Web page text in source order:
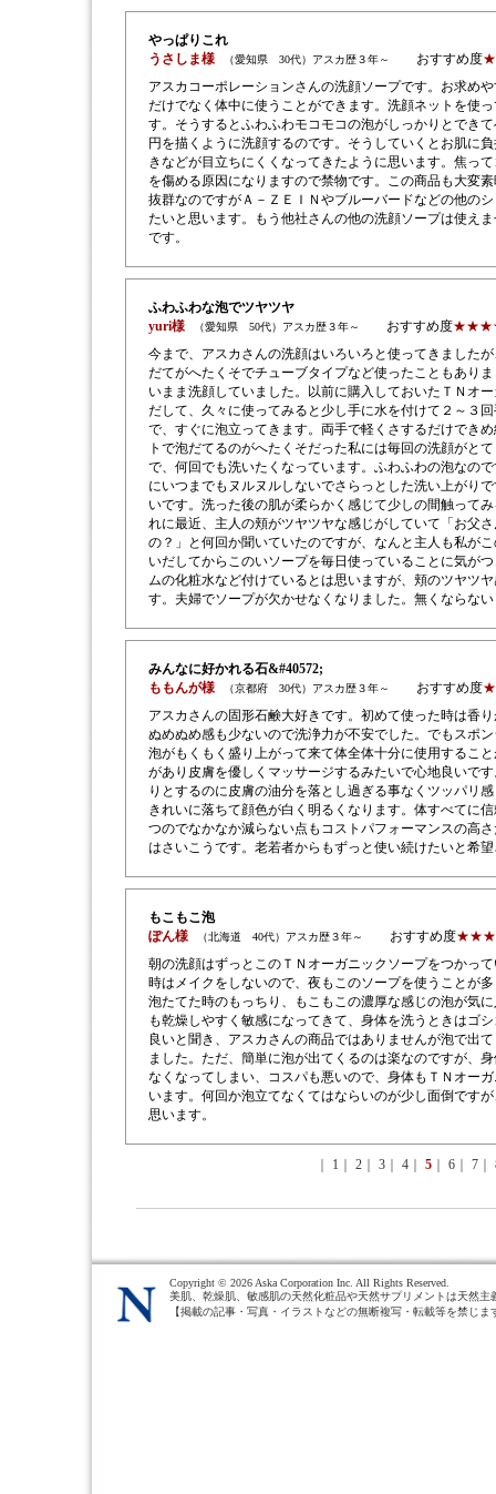
やっぱりこれ
うさしま様
（愛知県 30代）アスカ歴３年～ おすすめ度
アスカコーポレーションさんの洗顔ソープです。お求め
だけでなく体中に使うことができます。洗顔ネットを使
す。そうするとふわふわモコモコの泡がしっかりとでき
円を描くように洗顔するのです。そうしていくとお肌に
きなどが目立ちにくくなってきたように思います。焦っ
を傷める原因になりますので禁物です。この商品も大変
抜群なのですがＡ－ＺＥＩＮやブルーバードなどの他の
たいと思います。もう他社さんの他の洗顔ソープは使え
です。
ふわふわな泡でツヤツヤ
yuri様
（愛知県 50代）アスカ歴３年～ おすすめ度
今まで、アスカさんの洗顔はいろいろと使ってきました
だてがへたくそでチューブタイプなど使ったこともあり
いまま洗顔していました。以前に購入しておいたＴＮオ
だして、久々に使ってみると少し手に水を付けて２～３
で、すぐに泡立ってきます。両手で軽くさするだけでき
トで泡だてるのがへたくそだった私には毎回の洗顔がと
で、何回でも洗いたくなっています。ふわふわの泡なの
にいつまでもヌルヌルしないでさらっとした洗い上がり
いです。洗った後の肌が柔らかく感じて少しの間触って
れに最近、主人の頬がツヤツヤな感じがしていて「お父
の？」と何回か聞いていたのですが、なんと主人も私が
いだしてからこのいソープを毎日使っていることに気が
ムの化粧水など付けているとは思いますが、頬のツヤツ
す。夫婦でソープが欠かせなくなりました。無くならな
みんなに好かれる石&#40572;
ももんが様
（京都府 30代）アスカ歴３年～ おすすめ度
アスカさんの固形石鹸大好きです。初めて使った時は香
ぬめぬめ感も少ないので洗浄力が不安でした。でもスポ
泡がもくもく盛り上がって来て体全体十分に使用するこ
があり皮膚を優しくマッサージするみたいで心地良いで
りとするのに皮膚の油分を落とし過ぎる事なくツッパリ
きれいに落ちて顔色が白く明るくなります。体すべてに
つのでなかなか減らない点もコストパフォーマンスの高
はさいこうです。老若者からもずっと使い続けたいと希
もこもこ泡
ぽん様
（北海道 40代）アスカ歴３年～ おすすめ度
朝の洗顔はずっとこのＴＮオーガニックソープをつかっ
時はメイクをしないので、夜もこのソープを使うことが
泡たてた時のもっちり、もこもこの濃厚な感じの泡が気
も乾燥しやすく敏感になってきて、身体を洗うときはゴ
良いと聞き、アスカさんの商品ではありませんが泡で出
ました。ただ、簡単に泡が出てくるのは楽なのですが、
なくなってしまい、コスパも悪いので、身体もＴＮオー
います。何回か泡立てなくてはならいのが少し面倒です
思います。
1 2 3 4 5 6 7
Copyright © 2026 Aska Corporation Inc. All Rights Reserved.
美肌、乾燥肌、敏感肌の天然化粧品や天然サプリメントは天然主
【掲載の記事・写真・イラストなどの無断複写・転載等を禁じま